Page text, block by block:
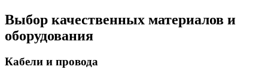
Выбор качественных материалов и
оборудования
Кабели и провода